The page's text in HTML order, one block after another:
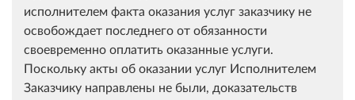
исполнителем факта оказания услуг заказчику не
освобождает последнего от обязанности
своевременно оплатить оказанные услуги.
Поскольку акты об оказании услуг Исполнителем
Заказчику направлены не были, доказательств